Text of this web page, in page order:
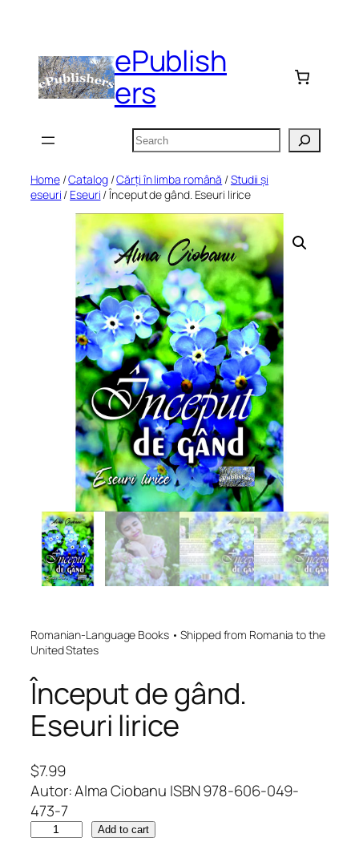
content
ePublish
ers
Search
Home/Catalog/Cărți în limba română /Studii și
eseuri / Eseuri / Început de gând. Eseuri lirice
Romanian-Language Books • Shipped from Romania to the
United States
Început de gând.
Eseuri lirice
$7.99
Autor: Alma Ciobanu ISBN 978-606-049-
473-7
Add to cart